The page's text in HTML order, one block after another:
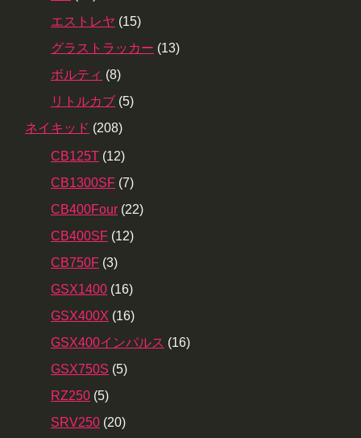
エストレヤ (15)
グラストラッカー (13)
ボルティ (8)
リトルカブ (5)
ネイキッド (208)
CB125T (12)
CB1300SF (7)
CB400Four (22)
CB400SF (12)
CB750F (3)
GSX1400 (16)
GSX400X (16)
GSX400インパルス (16)
GSX750S (5)
RZ250 (5)
SRV250 (20)